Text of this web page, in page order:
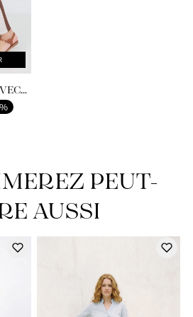
PEUT-
AUSSI